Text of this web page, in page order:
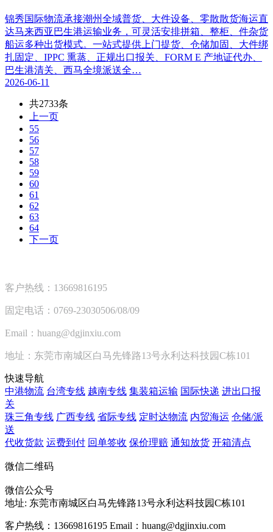
锦秀国际物流承接潮州全域普货、大件设备、零散散货海运直
达马来西亚巴生港运输业务，可灵活安排拼箱、整柜、件杂货
船运多种出货模式。一站式提供上门提货、仓储加固、大件绑
扎固定、IPPC 熏蒸、正规出口报关、FORM E 产地证代办、
巴生港清关、西马全境派送全…
2026-06-11
共2733条
上一页
55
56
57
58
59
60
61
62
63
64
下一页
客户热线：13669816195
固定电话：0769-23030506/08/09
Email：huang@dgjinxiu.com
地址：东莞市南城区白马先锋路13号永利达科技园C栋101
快速导航
中港物流 台湾专线 越南专线 集装箱运输 国际快递 进出口报
关
珠三角专线 广西专线 省际专线 定时达物流 内贸海运 仓储/派
送
代收货款 运费到付 回单签收 保价理赔 通知放货 开箱清点
微信二维码
微信公众号
地址: 东莞市南城区白马先锋路13号永利达科技园C栋101
客户热线：13669816195 Email：huang@dgjinxiu.com